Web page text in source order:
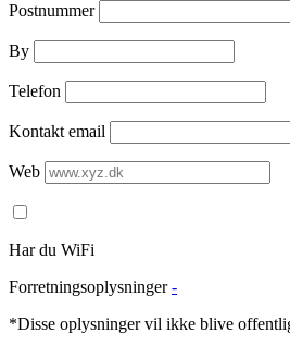
Postnummer
By
Telefon
Kontakt email
Web
Har du WiFi
Forretningsoplysninger -
*Disse oplysninger vil ikke blive